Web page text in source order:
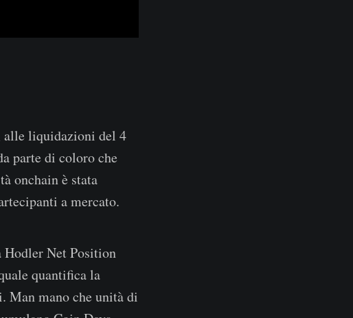
alle liquidazioni del 4
parte di coloro che
onchain è stata
a mercato.
Hodler Net Position
quantifica la
Man mano che unità di